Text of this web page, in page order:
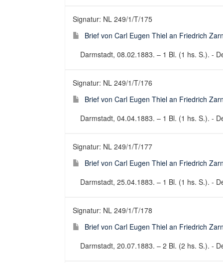
Signatur: NL 249/1/T/175
Brief von Carl Eugen Thiel an Friedrich
Darmstadt, 08.02.1883. – 1 Bl. (1 hs. S.). -
Signatur: NL 249/1/T/176
Brief von Carl Eugen Thiel an Friedrich
Darmstadt, 04.04.1883. – 1 Bl. (1 hs. S.). -
Signatur: NL 249/1/T/177
Brief von Carl Eugen Thiel an Friedrich
Darmstadt, 25.04.1883. – 1 Bl. (1 hs. S.). -
Signatur: NL 249/1/T/178
Brief von Carl Eugen Thiel an Friedrich
Darmstadt, 20.07.1883. – 2 Bl. (2 hs. S.). -